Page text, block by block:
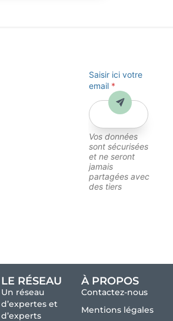
Saisir ici votre
email *
Vos données
sont sécurisées
et ne seront
jamais
partagées avec
des tiers
Envoyer
LE RÉSEAU
Un réseau
d’expertes et
d’experts
À PROPOS
Contactez-nous
Mentions légales